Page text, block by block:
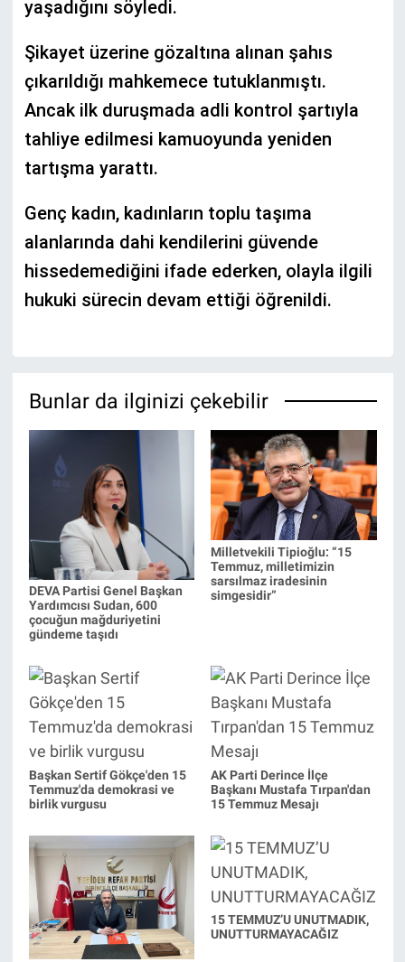
yaşadığını söyledi.
Şikayet üzerine gözaltına alınan şahıs
çıkarıldığı mahkemece tutuklanmıştı.
Ancak ilk duruşmada adli kontrol şartıyla
tahliye edilmesi kamuoyunda yeniden
tartışma yarattı.
Genç kadın, kadınların toplu taşıma
alanlarında dahi kendilerini güvende
hissedemediğini ifade ederken, olayla ilgili
hukuki sürecin devam ettiği öğrenildi.
Bunlar da ilginizi çekebilir
DEVA Partisi Genel Başkan
Yardımcısı Sudan, 600
çocuğun mağduriyetini
gündeme taşıdı
Milletvekili Tipioğlu: “15
Temmuz, milletimizin
sarsılmaz iradesinin
simgesidir”
Başkan Sertif Gökçe'den 15
Temmuz'da demokrasi ve
birlik vurgusu
AK Parti Derince İlçe
Başkanı Mustafa Tırpan'dan
15 Temmuz Mesajı
15 TEMMUZ’U UNUTMADIK,
UNUTTURMAYACAĞIZ